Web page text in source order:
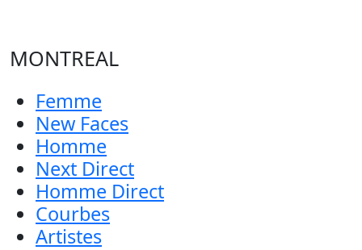
MONTREAL
Femme
New Faces
Homme
Next Direct
Homme Direct
Courbes
Artistes